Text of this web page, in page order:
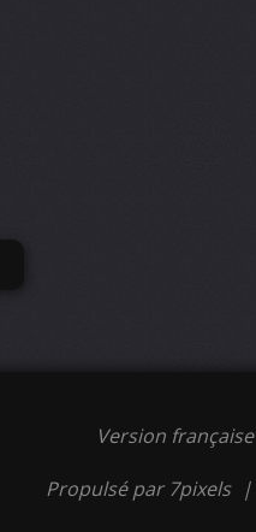
Version française
Propulsé par 7pixels |